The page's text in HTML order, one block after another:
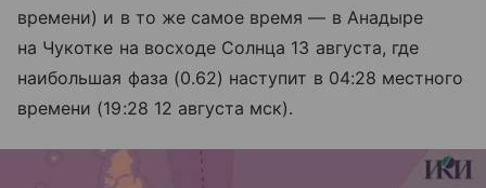
времени) и в то же самое время — в Анадыре
на Чукотке на восходе Солнца 13 августа, где
наибольшая фаза (0.62) наступит в 04:28 местного
времени (19:28 12 августа мск).